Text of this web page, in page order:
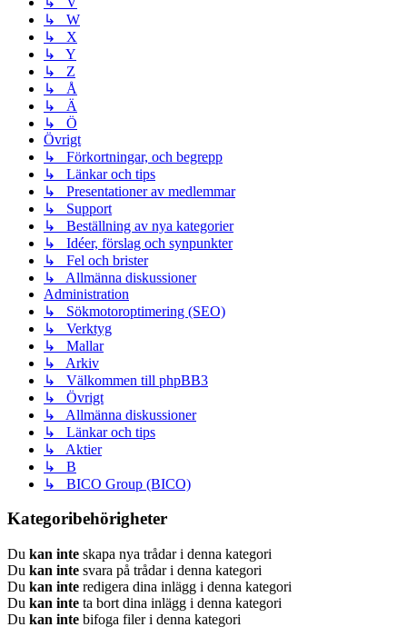
↳ W
↳ X
↳ Y
↳ Z
↳ Å
↳ Ä
↳ Ö
Övrigt
↳ Förkortningar, och begrepp
↳ Länkar och tips
↳ Presentationer av medlemmar
↳ Support
↳ Beställning av nya kategorier
↳ Idéer, förslag och synpunkter
↳ Fel och brister
↳ Allmänna diskussioner
Administration
↳ Sökmotoroptimering (SEO)
↳ Verktyg
↳ Mallar
↳ Arkiv
↳ Välkommen till phpBB3
↳ Övrigt
↳ Allmänna diskussioner
↳ Länkar och tips
↳ Aktier
↳ B
↳ BICO Group (BICO)
Kategoribehörigheter
Du kan inte skapa nya trådar i denna kategori
Du kan inte svara på trådar i denna kategori
Du kan inte redigera dina inlägg i denna kategori
Du kan inte ta bort dina inlägg i denna kategori
Du kan inte bifoga filer i denna kategori